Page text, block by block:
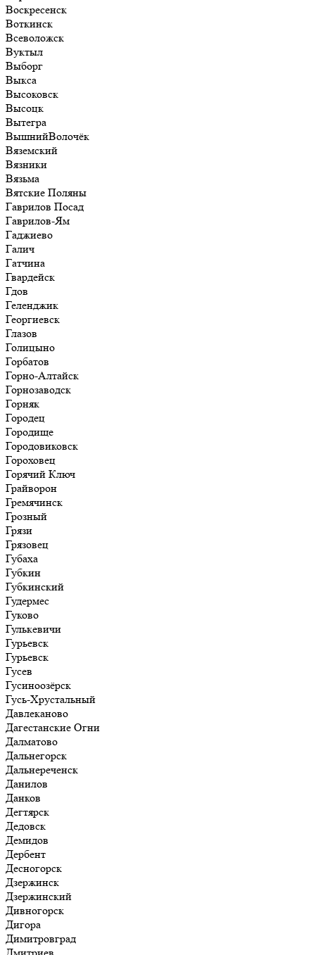
Воскресенск
Воткинск
Всеволожск
Вуктыл
Выборг
Выкса
Высоковск
Высоцк
Вытегра
ВышнийВолочёк
Вяземский
Вязники
Вязьма
Вятские Поляны
Гаврилов Посад
Гаврилов-Ям
Гаджиево
Галич
Гатчина
Гвардейск
Гдов
Геленджик
Георгиевск
Глазов
Голицыно
Горбатов
Горно-Алтайск
Горнозаводск
Горняк
Городец
Городище
Городовиковск
Гороховец
Горячий Ключ
Грайворон
Гремячинск
Грозный
Грязи
Грязовец
Губаха
Губкин
Губкинский
Гудермес
Гуково
Гулькевичи
Гурьевск
Гурьевск
Гусев
Гусиноозёрск
Гусь-Хрустальный
Давлеканово
Дагестанские Огни
Далматово
Дальнегорск
Дальнереченск
Данилов
Данков
Дегтярск
Дедовск
Демидов
Дербент
Десногорск
Дзержинск
Дзержинский
Дивногорск
Дигора
Димитровград